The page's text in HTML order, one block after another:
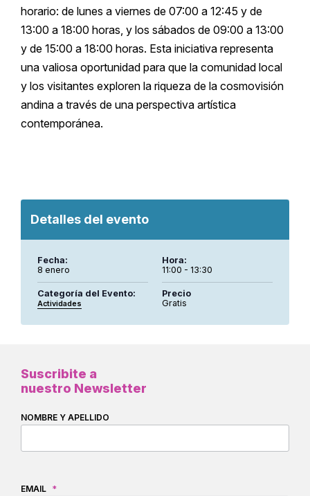
horario: de lunes a viernes de 07:00 a 12:45 y de
13:00 a 18:00 horas, y los sábados de 09:00 a 13:00
y de 15:00 a 18:00 horas. Esta iniciativa representa
una valiosa oportunidad para que la comunidad local
y los visitantes exploren la riqueza de la cosmovisión
andina a través de una perspectiva artística
contemporánea.
Detalles del evento
Fecha:
8 enero
Hora:
11:00 - 13:30
Categoría del Evento:
Actividades
Precio
Gratis
Suscribite a
nuestro Newsletter
NOMBRE Y APELLIDO
EMAIL *